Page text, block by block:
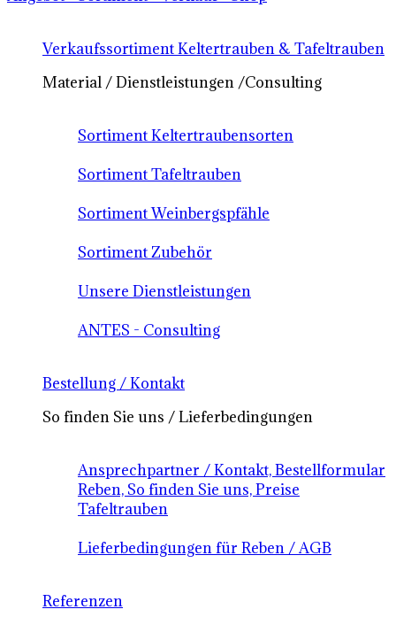
Verkaufssortiment Keltertrauben & Tafeltrauben
Material / Dienstleistungen /Consulting
Sortiment Keltertraubensorten
Sortiment Tafeltrauben
Sortiment Weinbergspfähle
Sortiment Zubehör
Unsere Dienstleistungen
ANTES - Consulting
Bestellung / Kontakt
So finden Sie uns / Lieferbedingungen
Ansprechpartner / Kontakt, Bestellformular
Reben, So finden Sie uns, Preise
Tafeltrauben
Lieferbedingungen für Reben / AGB
Referenzen